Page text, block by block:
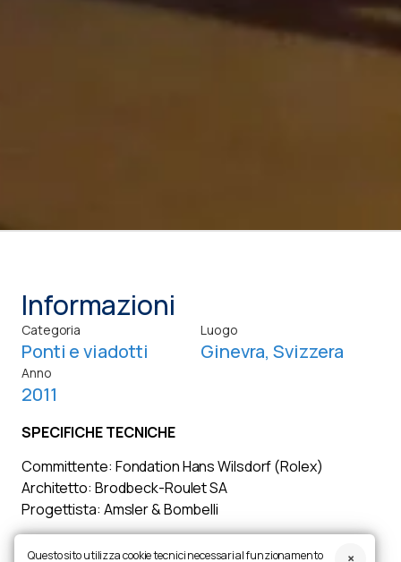
Informazioni
Categoria
Ponti e viadotti
Luogo
Ginevra, Svizzera
Anno
2011
SPECIFICHE TECNICHE
Committente: Fondation Hans Wilsdorf (Rolex)
Architetto: Brodbeck-Roulet SA
Progettista: Amsler & Bombelli
Questo sito utilizza cookie tecnici necessari al funzionamento